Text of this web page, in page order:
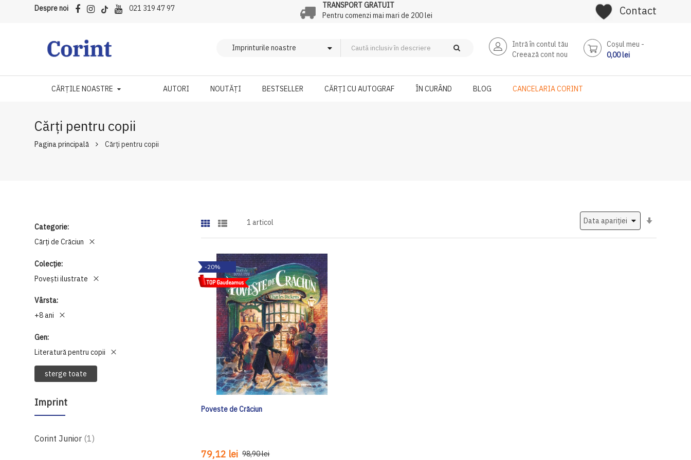
Despre noi 021 319 47 97
TRANSPORT GRATUIT
Pentru comenzi mai mari de 200 lei
Contact
Intră în contul tău
Creează cont nou
Coşul meu
0,00 lei
CĂRȚILE NOASTRE AUTORI NOUTĂȚI BESTSELLER CĂRȚI CU AUTOGRAF ÎN CURÂND BLOG CANCELARIA CORINT
Cărți pentru copii
Pagina principală Cărți pentru copii
Categorie
Cărți de Crăciun
Colecție
Povești ilustrate
Vârsta
+8 ani
Gen
Literatură pentru copii
sterge toate
Imprint
Corint Junior 1produs
1 articol
-20%
Poveste de Crăciun
79,12 lei 98,90 lei